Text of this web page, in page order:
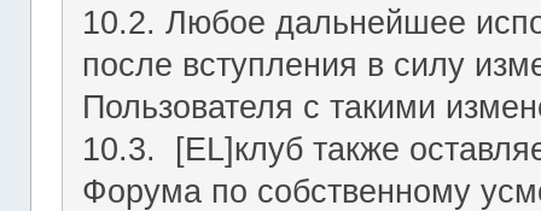
10.2. Любое дальнейшее
после вступления в силу
Пользователя с такими
10.3. [EL]клуб также
Форума по собственному